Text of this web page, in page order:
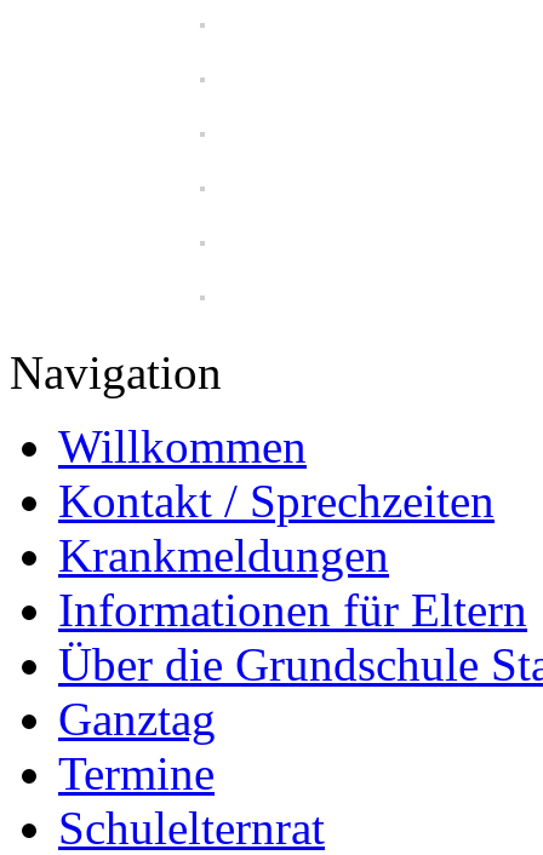
Navigation
Willkommen
Kontakt / Sprechzeiten
Krankmeldungen
Informationen für Eltern
Über die Grundschule
Ganztag
Termine
Schulelternrat